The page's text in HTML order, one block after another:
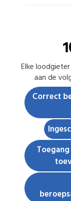
Elke
aan de
Correct